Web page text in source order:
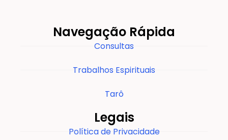
Navegação Rápida
Consultas
Trabalhos Espirituais
Tarô
Legais
Política de Privacidade